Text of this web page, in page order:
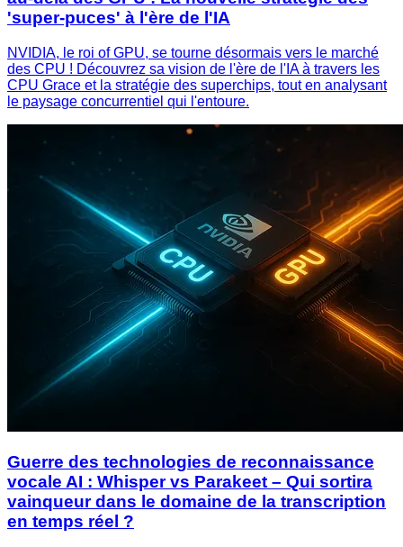
'super-puces' à l'ère de l'IA
NVIDIA, le roi of GPU, se tourne désormais vers le marché
des CPU ! Découvrez sa vision de l'ère de l'IA à travers les
CPU Grace et la stratégie des superchips, tout en analysant
le paysage concurrentiel qui l'entoure.
Guerre des technologies de reconnaissance
vocale AI : Whisper vs Parakeet – Qui sortira
vainqueur dans le domaine de la transcription
en temps réel ?